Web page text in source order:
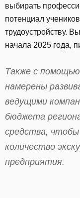
выбирать
потенциал
трудоустройству.
начала 2025 года,
Также с
намерены
ведущими
бюджета
средства, чтобы
количество
предприятия.